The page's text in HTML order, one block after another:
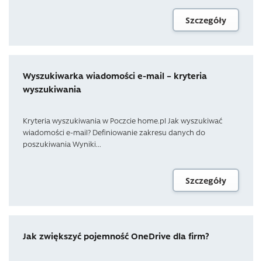
Szczegóły
Wyszukiwarka wiadomości e-mail – kryteria
wyszukiwania
Kryteria wyszukiwania w Poczcie home.pl Jak wyszukiwać
wiadomości e-mail? Definiowanie zakresu danych do
poszukiwania Wyniki...
Szczegóły
Jak zwiększyć pojemność OneDrive dla firm?